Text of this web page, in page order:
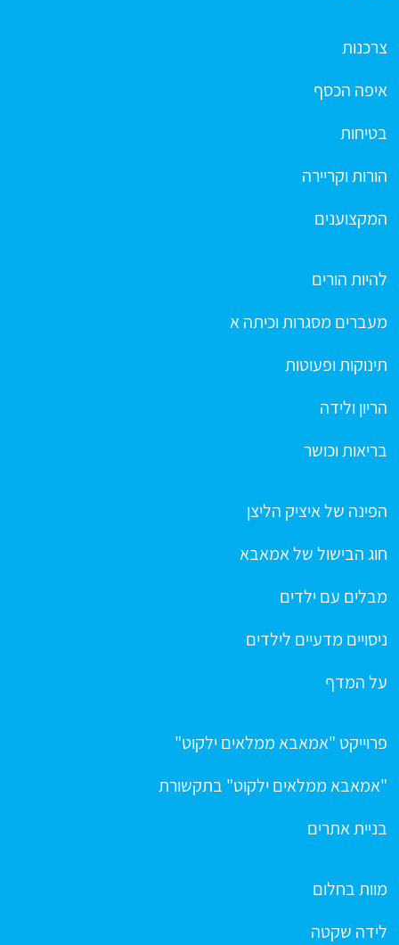
צרכנות
איפה הכסף
בטיחות
הורות וקריירה
המקצוענים
להיות הורים
מעברים מסגרות וכיתה א
תינוקות ופעוטות
הריון ולידה
בריאות וכושר
הפינה של איציק הליצן
חוג הבישול של אמאבא
מבלים עם ילדים
ניסויים מדעיים לילדים
על המדף
פרוייקט "אמאבא ממלאים ילקוט"
"אמאבא ממלאים ילקוט" בתקשורת
בניית אתרים
מוות בחלום
לידה שקטה